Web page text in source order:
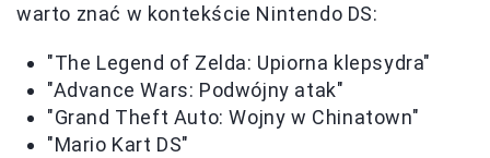
warto znać w kontekście Nintendo DS:
"The Legend of Zelda: Upiorna klepsydra"
"Advance Wars: Podwójny atak"
"Grand Theft Auto: Wojny w Chinatown"
"Mario Kart DS"